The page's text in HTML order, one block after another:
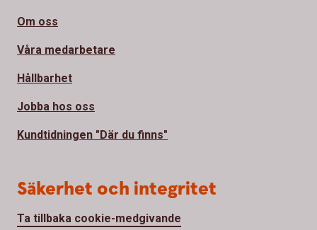
Om oss
Våra medarbetare
Hållbarhet
Jobba hos oss
Kundtidningen "Där du finns"
Säkerhet och integritet
Ta tillbaka cookie-medgivande